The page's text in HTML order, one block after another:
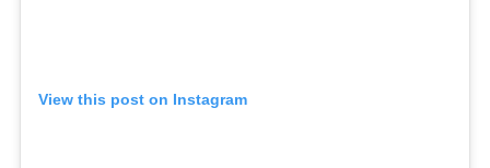
View this post on Instagram